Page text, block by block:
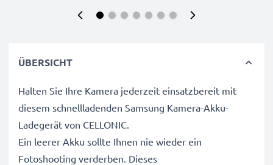
ÜBERSICHT
Halten Sie Ihre Kamera jederzeit einsatzbereit mit
diesem schnellladenden Samsung Kamera-Akku-
Ladegerät von CELLONIC.
Ein leerer Akku sollte Ihnen nie wieder ein
Fotoshooting verderben. Dieses